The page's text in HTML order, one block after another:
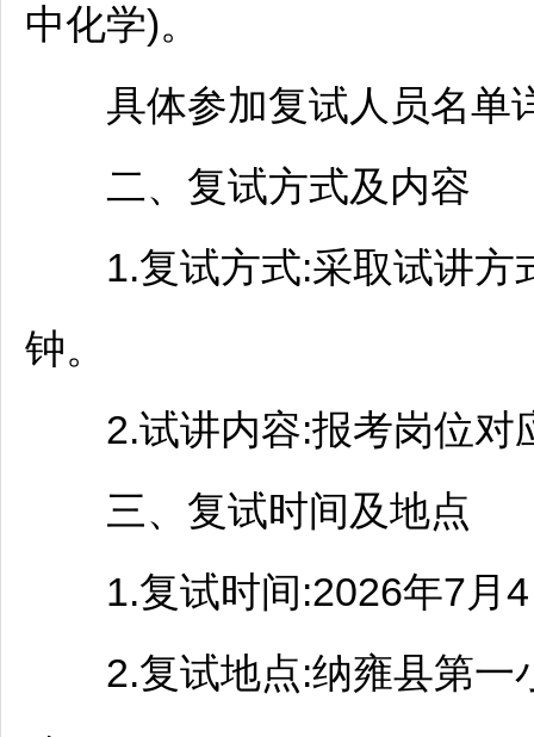
中化学)。
具体参加复试人员名单
二、复试方式及内容
1.复试方式:采取试讲方
钟。
2.试讲内容:报考岗位对
三、复试时间及地点
1.复试时间:2026年7月4
2.复试地点:纳雍县第一